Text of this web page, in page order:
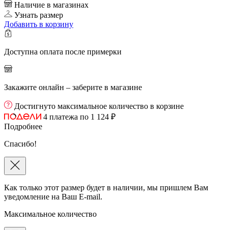
Наличие в магазинах
Узнать размер
Добавить в корзину
Доступна оплата после примерки
Закажите онлайн – заберите в магазине
Достигнуто максимальное количество в корзине
4 платежа по 1 124 ₽
Подробнее
Спасибо!
Как только этот размер будет в наличии, мы пришлем Вам
уведомление на Ваш E-mail.
Максимальное количество